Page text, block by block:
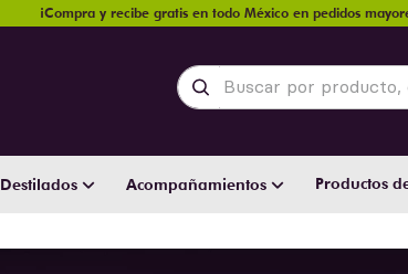
¡Compra y recibe gratis en todo México en pedidos
Buscar por producto,
Destilados Acompañamientos Productos